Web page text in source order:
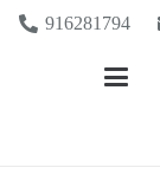
916281794